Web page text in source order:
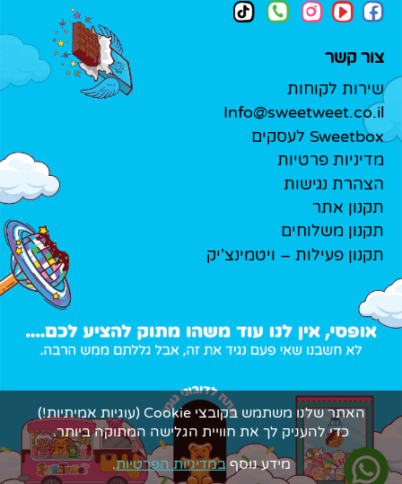
צור קשר
שירות לקוחות
Info@sweetweet.co.il
Sweetbox לעסקים
מדיניות פרטיות
הצהרת נגישות
תקנון אתר
תקנון משלוחים
תקנון פעילות – ויטמינצ'יק
האתר שלנו משתמש בקובצי Cookie (עוגיות אמיתיות!)
כדי להעניק לך את חוויית הגלישה המתוקה ביותר.
מידע נוסףבמדיניות הפרטיות.